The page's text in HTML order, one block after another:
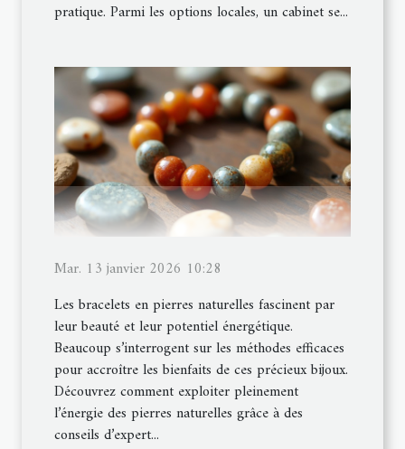
pratique. Parmi les options locales, un cabinet se...
Mar. 13 janvier 2026 10:28
Les bracelets en pierres naturelles fascinent par
leur beauté et leur potentiel énergétique.
Beaucoup s’interrogent sur les méthodes efficaces
pour accroître les bienfaits de ces précieux bijoux.
Découvrez comment exploiter pleinement
l’énergie des pierres naturelles grâce à des
conseils d’expert...